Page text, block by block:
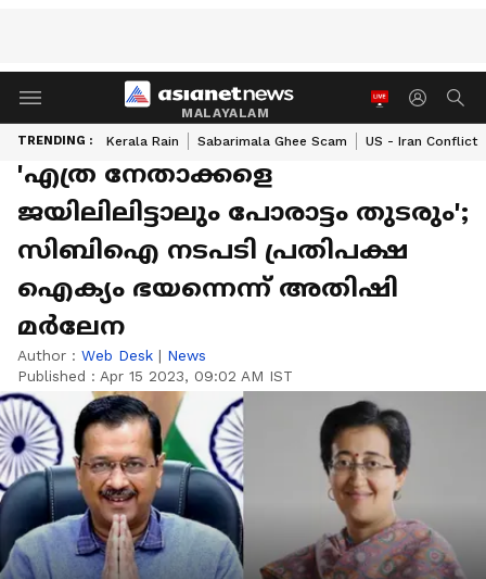
MALAYALAM
TRENDING : Kerala Rain Sabarimala Ghee Scam US - Iran Conflict
'എത്ര നേതാക്കളെ
ജയിലിലിട്ടാലും പോരാട്ടം തുടരും';
സിബിഐ നടപടി പ്രതിപക്ഷ
ഐക്യം ഭയന്നെന്ന് അതിഷി
മർലേന
Author : Web Desk | News
Published : Apr 15 2023, 09:02 AM IST